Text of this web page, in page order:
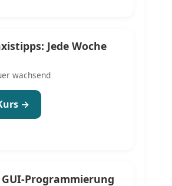
Jede Woche
wachsend
→
Programmierung